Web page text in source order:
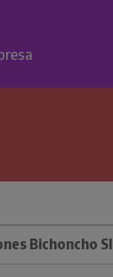
Bichoncho Sl